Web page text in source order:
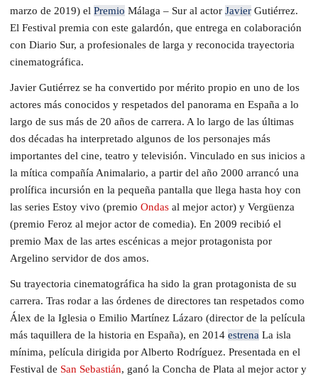
marzo de 2019) el Premio Málaga – Sur al actor Javier Gutiérrez.
El Festival premia con este galardón, que entrega en colaboración
con Diario Sur, a profesionales de larga y reconocida trayectoria
cinematográfica.
Javier Gutiérrez se ha convertido por mérito propio en uno de los
actores más conocidos y respetados del panorama en España a lo
largo de sus más de 20 años de carrera. A lo largo de las últimas
dos décadas ha interpretado algunos de los personajes más
importantes del cine, teatro y televisión. Vinculado en sus inicios a
la mítica compañía Animalario, a partir del año 2000 arrancó una
prolífica incursión en la pequeña pantalla que llega hasta hoy con
las series Estoy vivo (premio Ondas al mejor actor) y Vergüenza
(premio Feroz al mejor actor de comedia). En 2009 recibió el
premio Max de las artes escénicas a mejor protagonista por
Argelino servidor de dos amos.
Su trayectoria cinematográfica ha sido la gran protagonista de su
carrera. Tras rodar a las órdenes de directores tan respetados como
Álex de la Iglesia o Emilio Martínez Lázaro (director de la película
más taquillera de la historia en España), en 2014 estrena La isla
mínima, película dirigida por Alberto Rodríguez. Presentada en el
Festival de San Sebastián, ganó la Concha de Plata al mejor actor y